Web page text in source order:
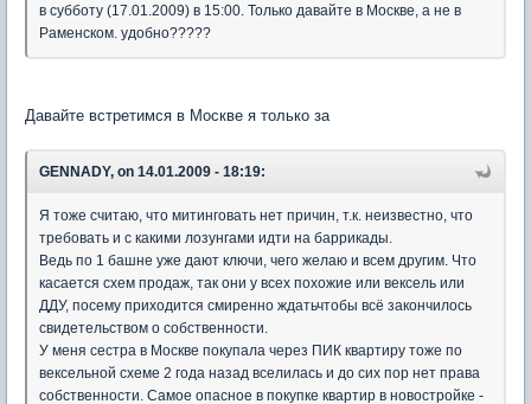
в субботу (17.01.2009) в 15:00. Только давайте в Москве, а не в
Раменском. удобно?????
Давайте встретимся в Москве я только за
GENNADY, on 14.01.2009 - 18:19:
Я тоже считаю, что митинговать нет причин, т.к. неизвестно, что
требовать и с какими лозунгами идти на баррикады.
Ведь по 1 башне уже дают ключи, чего желаю и всем другим. Что
касается схем продаж, так они у всех похожие или вексель или
ДДУ, посему приходится смиренно ждатьчтобы всё закончилось
свидетельством о собственности.
У меня сестра в Москве покупала через ПИК квартиру тоже по
вексельной схеме 2 года назад вселилась и до сих пор нет права
собственности. Самое опасное в покупке квартир в новостройке -